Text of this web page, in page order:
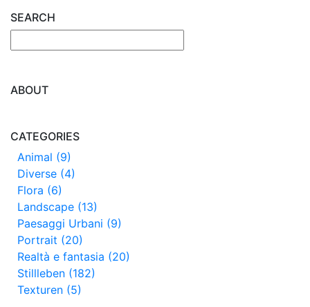
SEARCH
ABOUT
CATEGORIES
Animal (9)
Diverse (4)
Flora (6)
Landscape (13)
Paesaggi Urbani (9)
Portrait (20)
Realtà e fantasia (20)
Stillleben (182)
Texturen (5)